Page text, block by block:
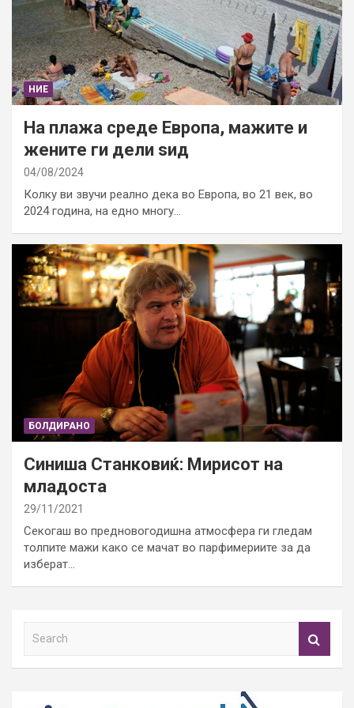
НИЕ
На плажа среде Европа, мажите и
жените ги дели ѕид
04/08/2024
Колку ви звучи реално дека во Европа, во 21 век, во
2024 година, на едно многу…
БОЛДИРАНО
Синиша Станковиќ: Мирисот на
младоста
29/11/2021
Секогаш во предновогодишна атмосфера ги гледам
толпите мажи како се мачат во парфимериите за да
изберат…